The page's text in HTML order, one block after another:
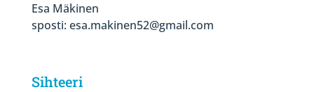
Esa Mäkinen
sposti: esa.makinen52@gmail.com
Sihteeri